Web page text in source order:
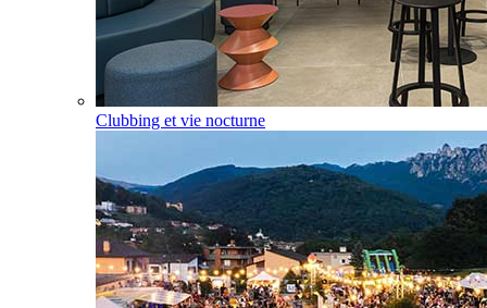
Clubbing et vie nocturne